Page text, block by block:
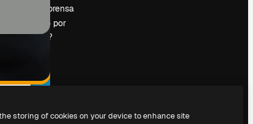
Sala de imprensa
Procurando por
magnific.ai?
storing of cookies on your device to enhance site